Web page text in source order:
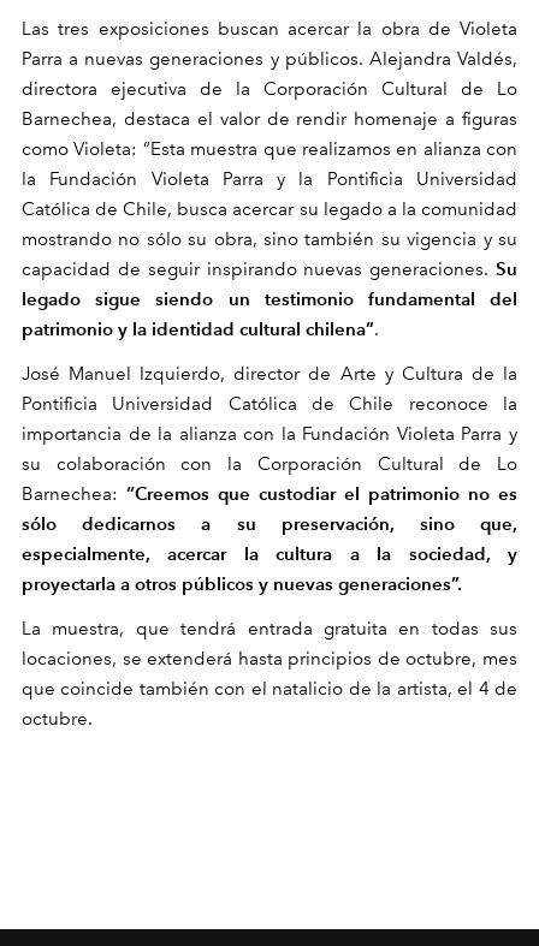
Las tres exposiciones buscan acercar la obra de Violeta
Parra a nuevas generaciones y públicos. Alejandra Valdés,
directora ejecutiva de la Corporación Cultural de Lo
Barnechea, destaca el valor de rendir homenaje a figuras
como Violeta: “Esta muestra que realizamos en alianza con
la Fundación Violeta Parra y la Pontificia Universidad
Católica de Chile, busca acercar su legado a la comunidad
mostrando no sólo su obra, sino también su vigencia y su
capacidad de seguir inspirando nuevas generaciones. Su
legado sigue siendo un testimonio fundamental del
patrimonio y la identidad cultural chilena”.
José Manuel Izquierdo, director de Arte y Cultura de la
Pontificia Universidad Católica de Chile reconoce la
importancia de la alianza con la Fundación Violeta Parra y
su colaboración con la Corporación Cultural de Lo
Barnechea: “Creemos que custodiar el patrimonio no es
sólo dedicarnos a su preservación, sino que,
especialmente, acercar la cultura a la sociedad, y
proyectarla a otros públicos y nuevas generaciones”.
La muestra, que tendrá entrada gratuita en todas sus
locaciones, se extenderá hasta principios de octubre, mes
que coincide también con el natalicio de la artista, el 4 de
octubre.